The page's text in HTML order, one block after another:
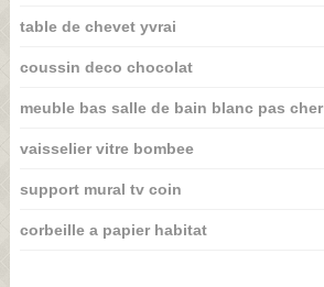
table de chevet yvrai
coussin deco chocolat
meuble bas salle de bain blanc pas cher
vaisselier vitre bombee
support mural tv coin
corbeille a papier habitat